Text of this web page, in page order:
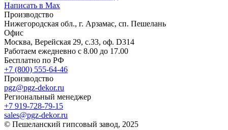
Написать в Max
Производство
Нижегородская обл., г. Арзамас, сп. Пешелань
Офис
Москва, Верейская 29, с.33, оф. D314
Работаем ежедневно с 8.00 до 17.00
Бесплатно по РФ
+7 (800) 555-64-46
Производство
pgz@pgz-dekor.ru
Региональный менеджер
+7 919-728-79-15
sales@pgz-dekor.ru
© Пешеланский гипсовый завод, 2025